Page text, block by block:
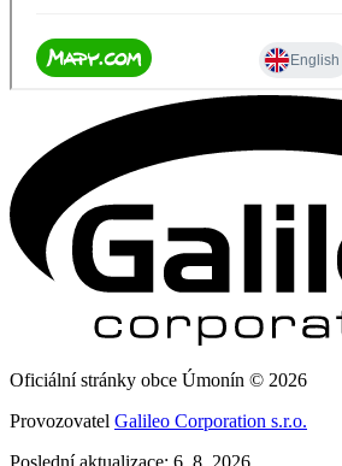
Oficiální stránky obce Úmonín © 2026
Provozovatel Galileo Corporation s.r.o.
Poslední aktualizace: 6. 8. 2026